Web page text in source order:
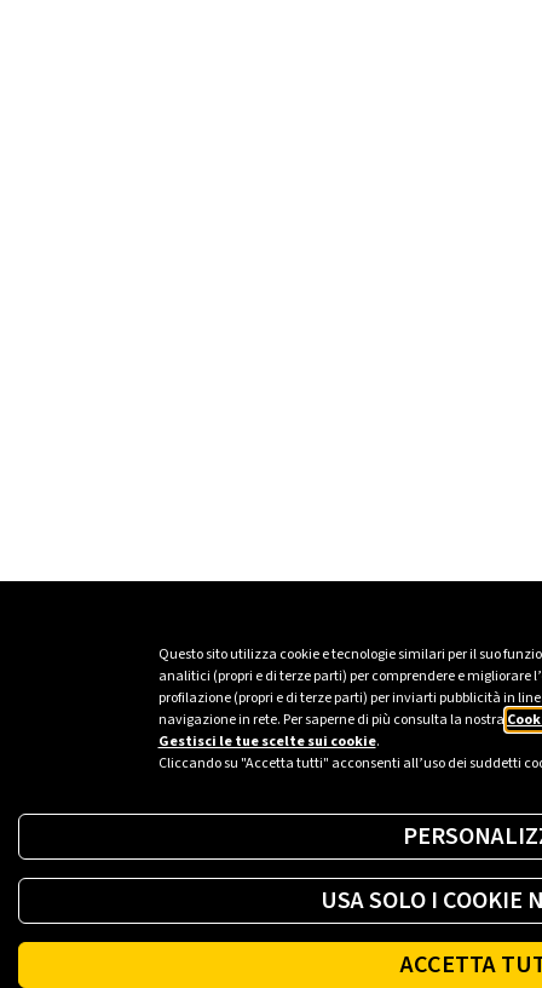
Questo sito utilizza cookie e tecnologie similari per il suo
analitici (propri e di terze parti) per comprendere e migliorare
profilazione (propri e di terze parti) per inviarti pubblicità in
navigazione in rete. Per saperne di più consulta la nostra
Gestisci le tue scelte sui cookie.
Cliccando su "Accetta tutti" acconsenti all’uso dei suddetti
USA SOLO I COOKIE
ACCETTA